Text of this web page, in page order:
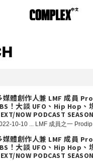
媒體創作人兼 LMF 成員
！大談 UFO、Hip Hop、
NOW PODCAST
媒體創作人兼 LMF 成員
！大談 UFO、Hip Hop、
NOW PODCAST